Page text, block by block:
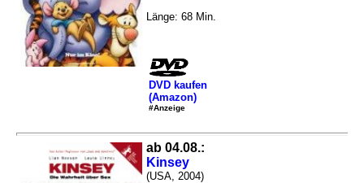
Länge: 68 Min.
DVD kaufen
(Amazon)
#Anzeige
ab 04.08.:
Kinsey
(USA, 2004)